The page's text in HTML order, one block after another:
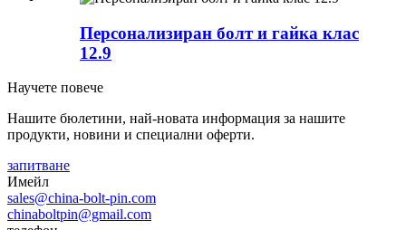
Персонализиран болт и гайка клас
12.9
Научете повече
Нашите бюлетини, най-новата информация за нашите
продукти, новини и специални оферти.
запитване
Имейл
sales@china-bolt-pin.com
chinaboltpin@gmail.com